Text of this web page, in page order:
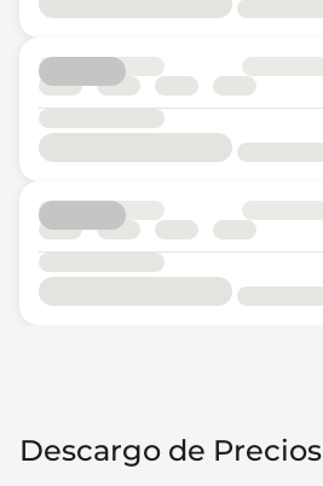
Descargo de Precios